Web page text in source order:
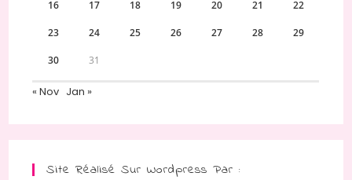
16 17 18 19 20 21 22
23 24 25 26 27 28 29
30 31
« Nov Jan »
Site Réalisé Sur Wordpress Par :